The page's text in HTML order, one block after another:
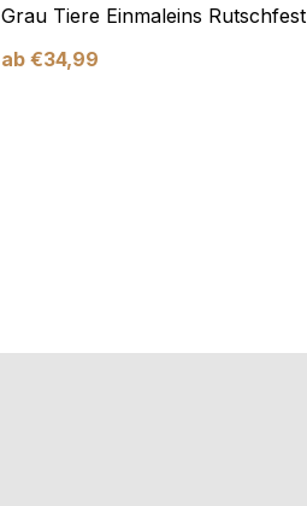
Grau Tiere Einmaleins Rutschfest
ab €34,99